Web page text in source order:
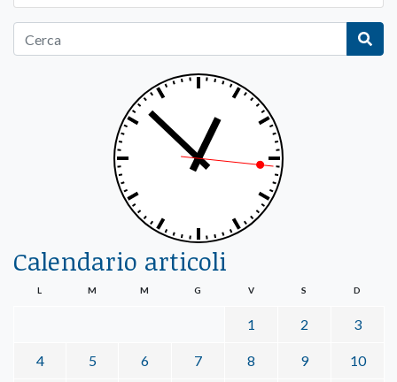
Calendario articoli
L M M G V S D
1 2 3
4 5 6 7 8 9 10